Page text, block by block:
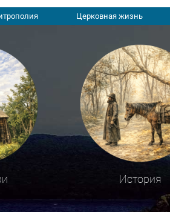
Церковная жизнь
История